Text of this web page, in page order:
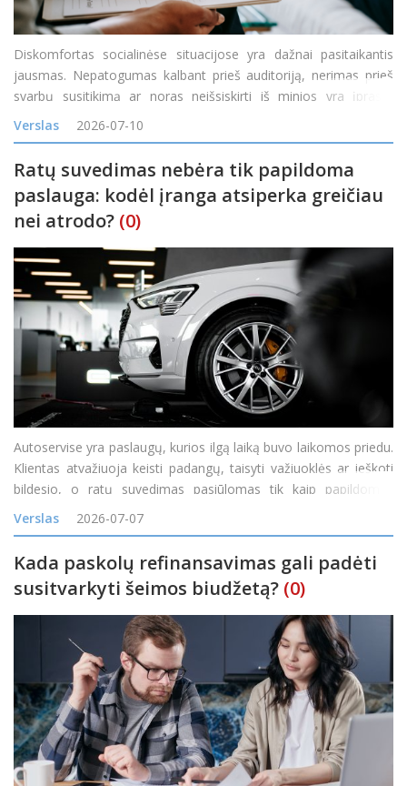
Diskomfortas socialinėse situacijose yra dažnai pasitaikantis
jausmas. Nepatogumas kalbant prieš auditoriją, nerimas prieš
svarbų susitikimą ar noras neišsiskirti iš minios yra įprasta
reakcija į tam tikras situacijas. Tačiau kai diskomfortas tampa
nuolatinis, o baimė &nd
Verslas 2026-07-10
Ratų suvedimas nebėra tik papildoma
paslauga: kodėl įranga atsiperka greičiau
nei atrodo? (0)
Autoservise yra paslaugų, kurios ilgą laiką buvo laikomos priedu.
Klientas atvažiuoja keisti padangų, taisyti važiuoklės ar ieškoti
bildesio, o ratų suvedimas pasiūlomas tik kaip papildomas
darbas. Tačiau vis daugiau servisų pastebi, kad toks požiūris
palieka pinigus ant stalo. Ratų geometrij
Verslas 2026-07-07
Kada paskolų refinansavimas gali padėti
susitvarkyti šeimos biudžetą? (0)